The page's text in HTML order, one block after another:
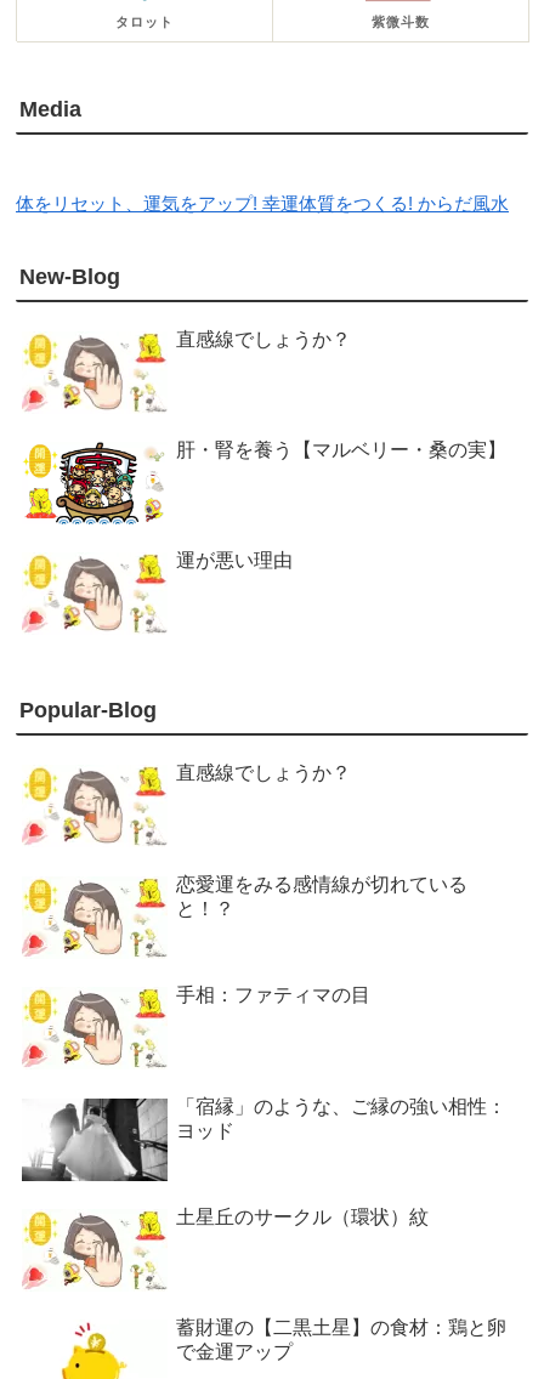
タロット 紫微斗数
Media
体をリセット、運気をアップ! 幸運体質をつくる! からだ風水
New-Blog
直感線でしょうか？
肝・腎を養う【マルベリー・桑の実】
運が悪い理由
Popular-Blog
直感線でしょうか？
恋愛運をみる感情線が切れている
と！？
手相：ファティマの目
「宿縁」のような、ご縁の強い相性：
ヨッド
土星丘のサークル（環状）紋
蓄財運の【二黒土星】の食材：鶏と卵
で金運アップ